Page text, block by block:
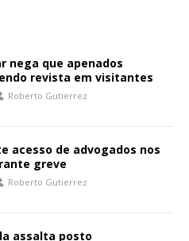
nega que apenados
revista em visitantes
Roberto Gutierrez
acesso de advogados nos
greve
Roberto Gutierrez
assalta posto